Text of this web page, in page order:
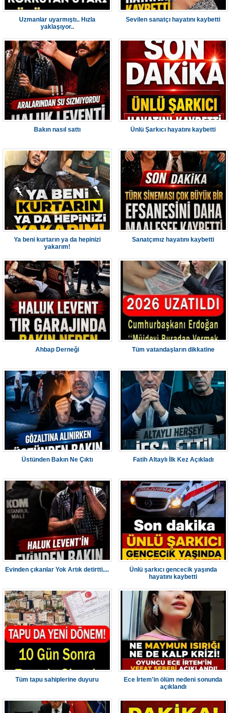
Uzmanlar uyarmıştı.. Hızla
yaklaşıyor..
Sevilen sanatçı hayatını kaybetti
Bakın nasıl sattı Ünlü Şarkıcı hayatını kaybetti
Ya beni kurtarın ya da hepinizi
yakarım!
Sanatçımız hayatını kaybetti
Ahbap Derneği Tüm vatandaşların dikkatine
Üstünden Bakın Ne Çıktı Fatih Altaylı İlk Kez Açıkladı
Evinden çıkanlar Yok Artık detirtti....
Ünlü şarkıcı gencecik yaşında
hayatını kaybetti
Tüm tapu sahiplerine duyuru
Ece İrtem'in ölüm nedeni sonunda
açıklandı